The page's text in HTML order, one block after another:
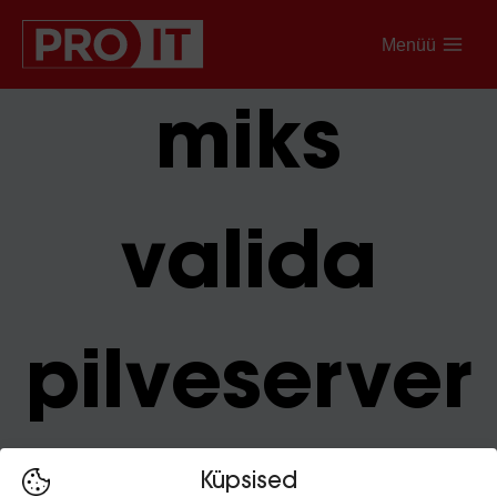
Küpsised
Menüü
miks
valida
pilveserver